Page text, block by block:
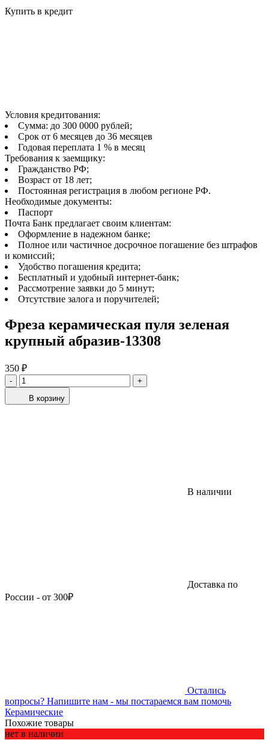
Купить в кредит
Условия кредитования:
Сумма: до 300 0000 рублей;
Срок от 6 месяцев до 36 месяцев
Годовая переплата 1 % в месяц
Требования к заемщику:
Гражданство РФ;
Возраст от 18 лет;
Постоянная регистрация в любом регионе РФ.
Необходимые документы:
Паспорт
Почта Банк предлагает своим клиентам:
Оформление в надежном банке;
Полное или частичное досрочное погашение без штрафов
и комиссий;
Удобство погашения кредита;
Бесплатный и удобный интернет-банк;
Рассмотрение заявки до 5 минут;
Отсутствие залога и поручителей;
Фреза керамическая пуля зеленая
крупный абразив-13308
350 ₽
-
+
В корзину
В наличии
Доставка по
России - от 300₽
Остались
вопросы? Напишите нам - мы постараемся вам помочь
Керамические
Похожие товары
нет в наличии